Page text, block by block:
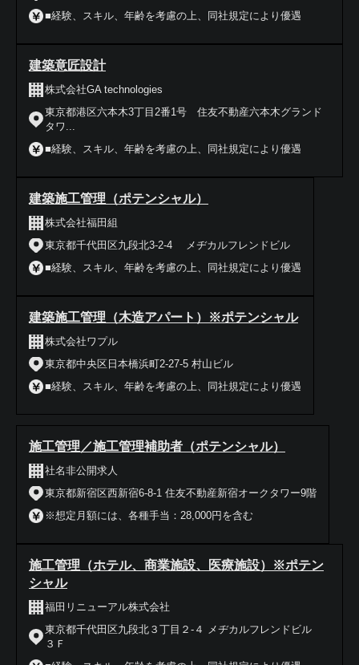
■経験、スキル、年齢を考慮の上、同社規定により優遇
建築意匠設計
株式会社GA technologies
東京都港区六本木3丁目2番1号 住友不動産六本木グランド
タワ...
■経験、スキル、年齢を考慮の上、同社規定により優遇
建築施工管理（ポテンシャル）
株式会社福田組
東京都千代田区九段北3-2-4 メヂカルフレンドビル
■経験、スキル、年齢を考慮の上、同社規定により優遇
建築施工管理（木造アパート）※ポテンシャル
株式会社ワプル
東京都中央区日本橋浜町2-27-5 村山ビル
■経験、スキル、年齢を考慮の上、同社規定により優遇
施工管理／施工管理補助者（ポテンシャル）
社名非公開求人
東京都新宿区西新宿6-8-1 住友不動産新宿オークタワー9階
※想定月額には、各種手当：28,000円を含む
施工管理（ホテル、商業施設、医療施設）※ポテン
シャル
福田リニューアル株式会社
東京都千代田区九段北３丁目２-４ メヂカルフレンドビル
３Ｆ